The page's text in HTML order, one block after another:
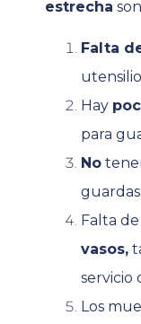
estrecha
Falta
Hay
para
No
guardas
Falta
vasos,
servicio
Los